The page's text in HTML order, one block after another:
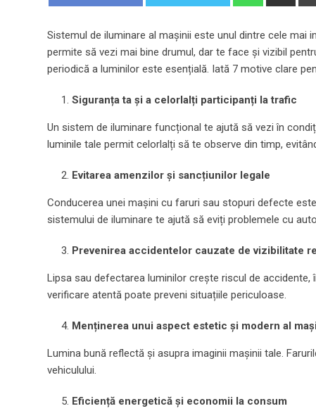
Sistemul de iluminare al mașinii este unul dintre cele
permite să vezi mai bine drumul, dar te face și vizibil
periodică a luminilor este esențială. Iată 7 motive clare
Siguranța ta și a celorlalți participanți la trafic
Un sistem de iluminare funcțional te ajută să vezi în
luminile tale permit celorlalți să te observe din timp,
Evitarea amenzilor și sancțiunilor legale
Conducerea unei mașini cu faruri sau stopuri defecte
sistemului de iluminare te ajută să eviți problemele cu
Prevenirea accidentelor cauzate de vizibilitate
Lipsa sau defectarea luminilor crește riscul de
verificare atentă poate preveni situațiile periculoase.
Menținerea unui aspect estetic și modern al
Lumina bună reflectă și asupra imaginii mașinii tale.
vehiculului.
Eficiență energetică și economii la consum